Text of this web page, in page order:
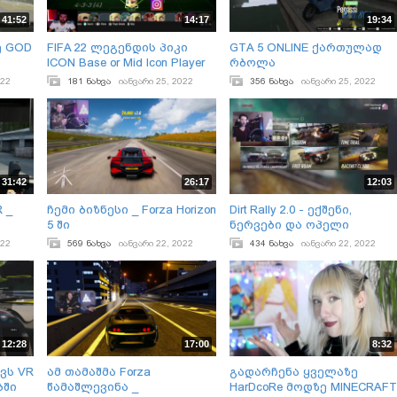
41:52 14:17
FIFA 22 ლეგენდის პიკი
ICON Base or Mid Icon Player
PICK181 ნახვა იანვარი 25, 2022
19:34
GTA 5 ONLINE ქართულად
რბოლა
356 ნახვა იანვარი 25, 2022
31:42 26:17
ჩემი ბიზნესი _ Forza Horizon
5 ში
569 ნახვა იანვარი 22, 2022
12:03
Dirt Rally 2.0 - ექშენი,
ნერვები და ოპელი
434 ნახვა იანვარი 22, 2022
12:28
VR
17:00
ამ თამაშმა Forza
წამაშლევინა _
8:32
გადარჩენა ყველაზე
HarDcoRe მოდზე MINECRAFT